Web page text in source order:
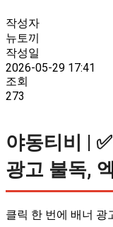
작성자
뉴토끼
작성일
2026-05-29 17:41
조회
273
야동티비 |
광고 불독,
클릭 한 번에 배너 광